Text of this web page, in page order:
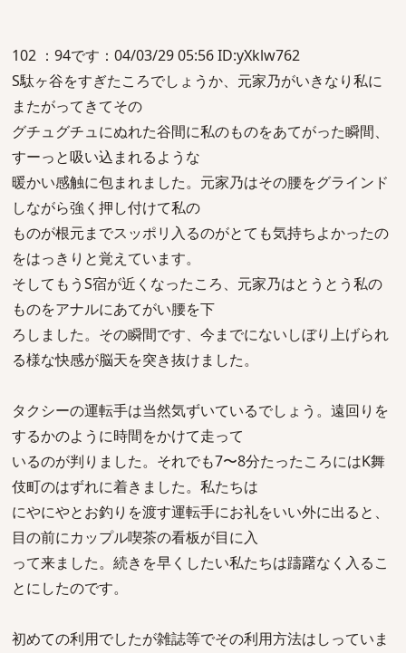
102 ：94です：04/03/29 05:56 ID:yXklw762
S駄ヶ谷をすぎたころでしょうか、元家乃がいきなり私に
またがってきてその
グチュグチュにぬれた谷間に私のものをあてがった瞬間、
すーっと吸い込まれるような
暖かい感触に包まれました。元家乃はその腰をグラインド
しながら強く押し付けて私の
ものが根元までスッポリ入るのがとても気持ちよかったの
をはっきりと覚えています。
そしてもうS宿が近くなったころ、元家乃はとうとう私の
ものをアナルにあてがい腰を下
ろしました。その瞬間です、今までにないしぼり上げられ
る様な快感が脳天を突き抜けました。
タクシーの運転手は当然気ずいているでしょう。遠回りを
するかのように時間をかけて走って
いるのが判りました。それでも7〜8分たったころにはK舞
伎町のはずれに着きました。私たちは
にやにやとお釣りを渡す運転手にお礼をいい外に出ると、
目の前にカップル喫茶の看板が目に入
って来ました。続きを早くしたい私たちは躊躇なく入るこ
とにしたのです。
初めての利用でしたが雑誌等でその利用方法はしっていま